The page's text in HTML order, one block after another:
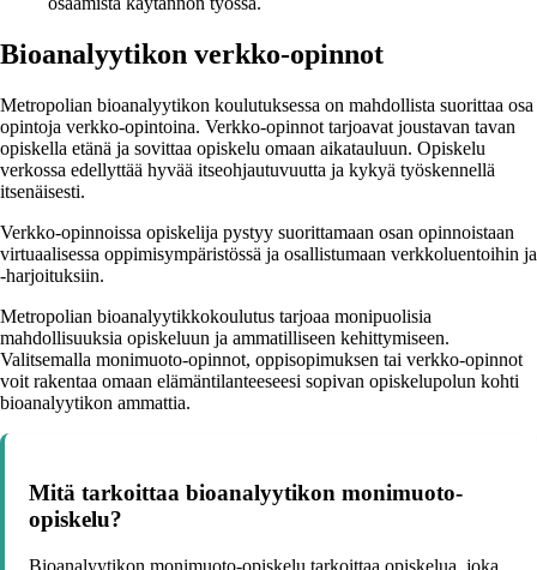
Bioanalyytikon verkko-opinnot
Metropolian bioanalyytikon koulutuksessa on mahdollista suorittaa osa
opintoja verkko-opintoina. Verkko-opinnot tarjoavat joustavan tavan
opiskella etänä ja sovittaa opiskelu omaan aikatauluun. Opiskelu
verkossa edellyttää hyvää itseohjautuvuutta ja kykyä työskennellä
itsenäisesti.
Verkko-opinnoissa opiskelija pystyy suorittamaan osan opinnoistaan
virtuaalisessa oppimisympäristössä ja osallistumaan verkkoluentoihin ja
-harjoituksiin.
Metropolian bioanalyytikkokoulutus tarjoaa monipuolisia
mahdollisuuksia opiskeluun ja ammatilliseen kehittymiseen.
Valitsemalla monimuoto-opinnot, oppisopimuksen tai verkko-opinnot
voit rakentaa omaan elämäntilanteeseesi sopivan opiskelupolun kohti
bioanalyytikon ammattia.
Mitä tarkoittaa bioanalyytikon monimuoto-
opiskelu?
Bioanalyytikon monimuoto-opiskelu tarkoittaa opiskelua, joka